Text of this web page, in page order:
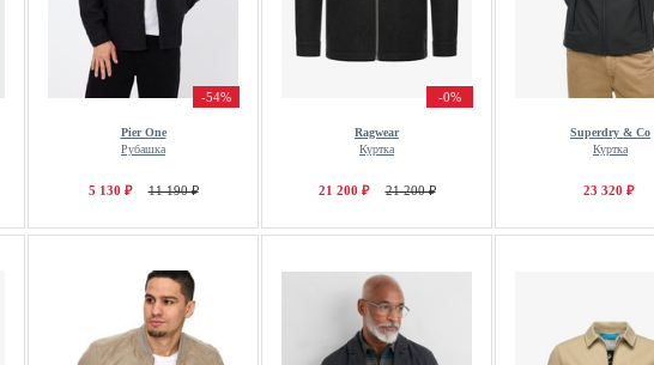
-54%
Pier One
Рубашка
5 130 ₽ 11 190 ₽
-0%
Ragwear
Куртка
21 200 ₽ 21 200 ₽
Superdry & Co
Куртка
23 320 ₽